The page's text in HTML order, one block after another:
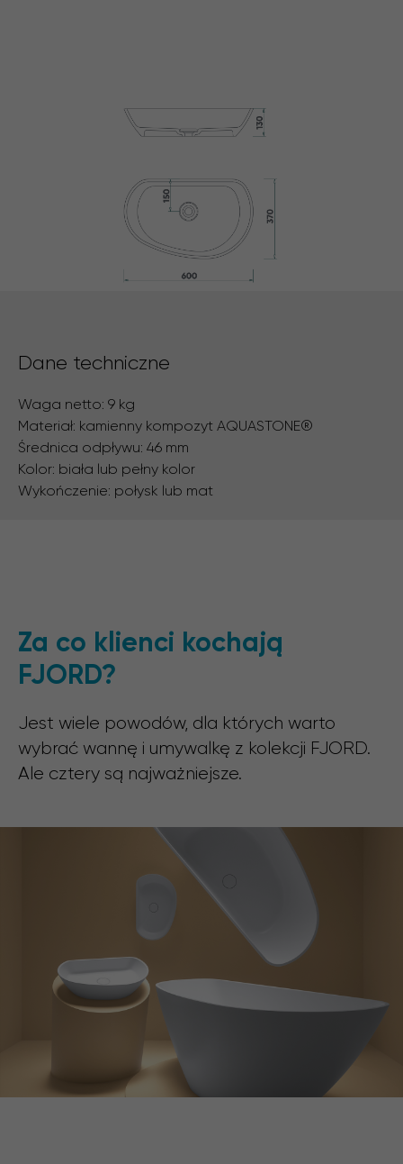
Dane techniczne
Waga netto: 9 kg
Materiał: kamienny kompozyt AQUASTONE®
Średnica odpływu: 46 mm
Kolor: biała lub pełny kolor
Wykończenie: połysk lub mat
Za co klienci kochają
FJORD?
Jest wiele powodów, dla których warto
wybrać wannę i umywalkę z kolekcji FJORD.
Ale cztery są najważniejsze.